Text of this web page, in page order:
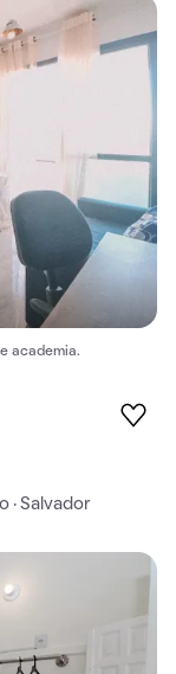
academia.
· Salvador